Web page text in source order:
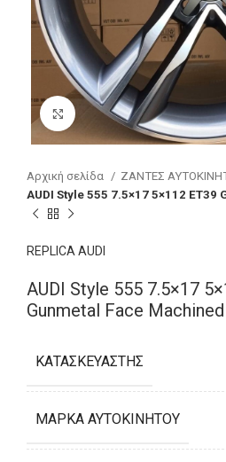
Click to enlarge
Αρχική σελίδα
ΖΑΝΤΕΣ
AUDI Style 555 7.5×17 5×112 ET39
REPLICA AUDI
AUDI Style 555 7.5×17
Gunmetal Face Machined
ΚΑΤΑΣΚΕΥΑΣΤΉΣ
ΜΆΡΚΑ ΑΥΤΟΚΙΝΉΤΟΥ